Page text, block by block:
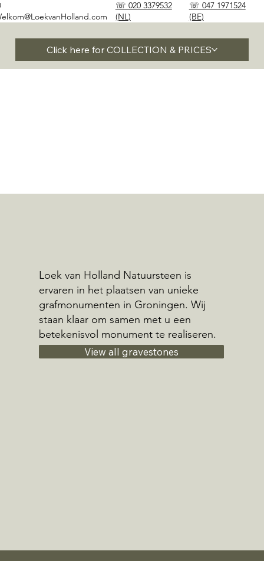
☏ 020 3379532
(NL)
☏ 047 1971524
(BE)
Click here for COLLECTION & PRICES
Loek van Holland Natuursteen is
ervaren in het plaatsen van unieke
grafmonumenten in Groningen. Wij
staan klaar om samen met u een
betekenisvol monument te realiseren.
View all gravestones